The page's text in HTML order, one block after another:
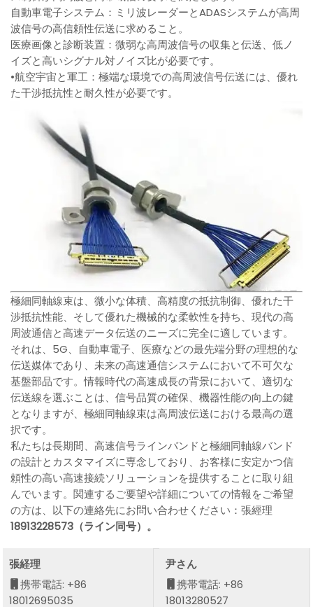
自動車電子システム：ミリ波レーダーとADASシステムが高周
波信号の高信頼性伝送に求めること。
医療画像と診断装置：微弱な高周波信号の収集と伝送、低ノ
イズと高いシグナル対ノイズ比が必要です。
•航空宇宙と軍工：極端な環境での高周波信号伝送には、優れ
た干渉抵抗性と耐久性が必要です。
極細同軸線束は、微小な体積、高精度の抵抗制御、優れた干
渉抵抗性能、そして優れた機械的な柔軟性を持ち、現代の高
周波通信と高速データ伝送のニーズに完全に適しています。
それは、5G、自動車電子、医療などの最先端分野の理想的な
伝送媒体であり、未来の高速通信システムにおいて不可欠な
基盤部品です。情報時代の高速成長の背景において、適切な
伝送線を選ぶことは、信号品質の確保、機器性能の向上の鍵
となりますが、極細同軸線束は高周波伝送における最高の選
択です。
私たちは長期間、高速信号ラインバンドと極細同軸線バンド
の設計とカスタマイズに専念しており、お客様に安定かつ信
頼性の高い高速接続ソリューションを提供することに取り組
んでいます。関連するご要望や詳細についての情報をご希望
の方は、以下の連絡先にお問い合わせください：張經理
18913228573（ライン同号）。
張経理
携帯電話: +86
18012695035
尹さん
携帯電話: +86
18013280527